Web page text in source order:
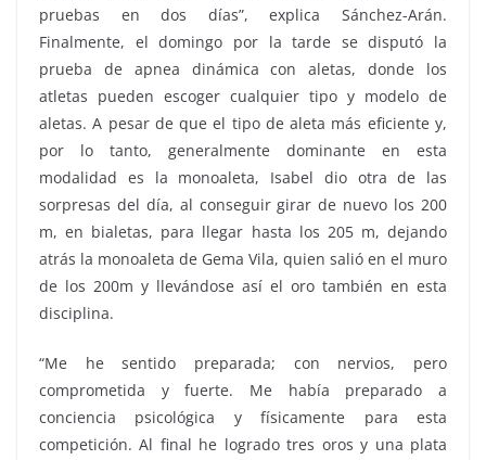
pruebas en dos días”, explica Sánchez-Arán.
Finalmente, el domingo por la tarde se disputó la
prueba de apnea dinámica con aletas, donde los
atletas pueden escoger cualquier tipo y modelo de
aletas. A pesar de que el tipo de aleta más eficiente y,
por lo tanto, generalmente dominante en esta
modalidad es la monoaleta, Isabel dio otra de las
sorpresas del día, al conseguir girar de nuevo los 200
m, en bialetas, para llegar hasta los 205 m, dejando
atrás la monoaleta de Gema Vila, quien salió en el muro
de los 200m y llevándose así el oro también en esta
disciplina.
“Me he sentido preparada; con nervios, pero
comprometida y fuerte. Me había preparado a
conciencia psicológica y físicamente para esta
competición. Al final he logrado tres oros y una plata